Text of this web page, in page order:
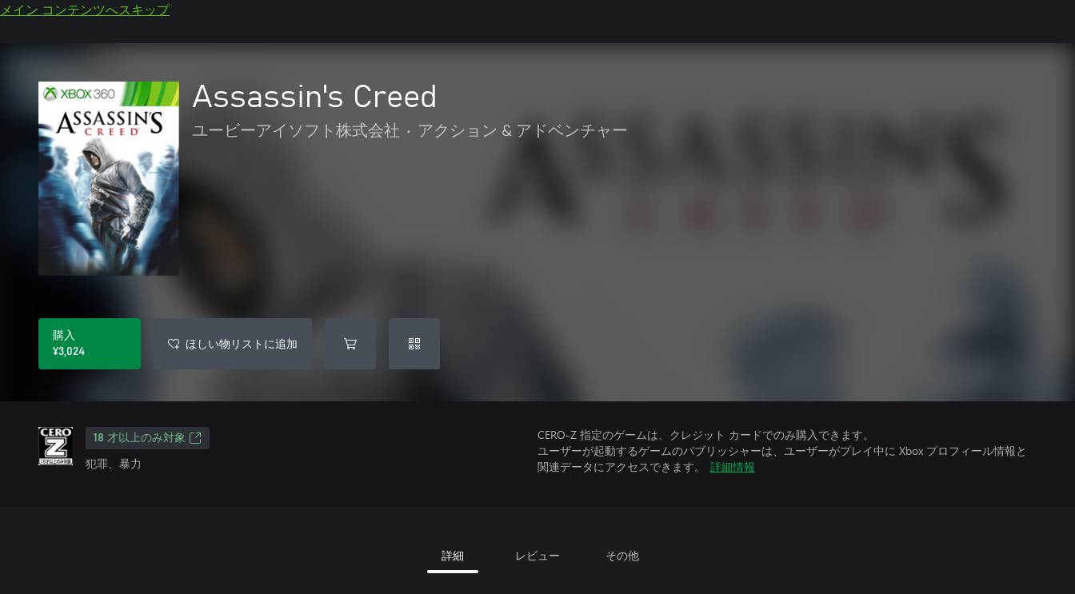
メイン コンテンツへスキップ
Assassin's Creed
ユービーアイソフト株式会社 • アクション & アドベンチャー
購入
¥3,024
ほしい物リストに追加
18 才以上のみ対象
犯罪、暴力
CERO-Z 指定のゲームは、クレジット カードでのみ購入できます。
ユーザーが起動するゲームのパブリッシャーは、ユーザーがプレイ中に Xbox プロフィール情報と
関連データにアクセスできます。
詳細情報
詳細 レビュー その他